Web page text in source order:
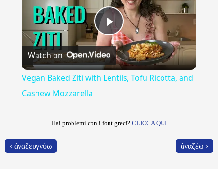
Play
Video
Watch on
Vegan Baked Ziti with Lentils, Tofu Ricotta, and
Cashew Mozzarella
Hai problemi con i font greci? CLICCA QUI
‹ ἀναζευγνύω ἀναζέω ›